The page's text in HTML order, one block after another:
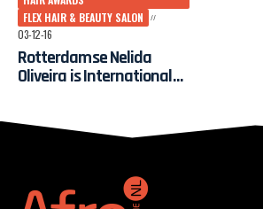
FLEX HAIR & BEAUTY SALON
03-12-16
Rotterdamse Nelida
Oliveira is International